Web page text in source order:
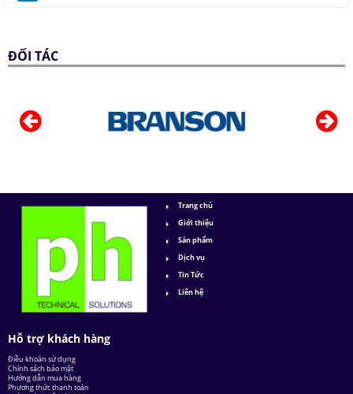
ĐỐI TÁC
Trang chủ
Giới thiệu
Sản phẩm
Dịch vụ
Tin Tức
Liên hệ
Hỗ trợ khách hàng
Điều khoản sử dụng
Chính sách bảo mật
Hướng dẫn mua hàng
Phương thức thanh toán